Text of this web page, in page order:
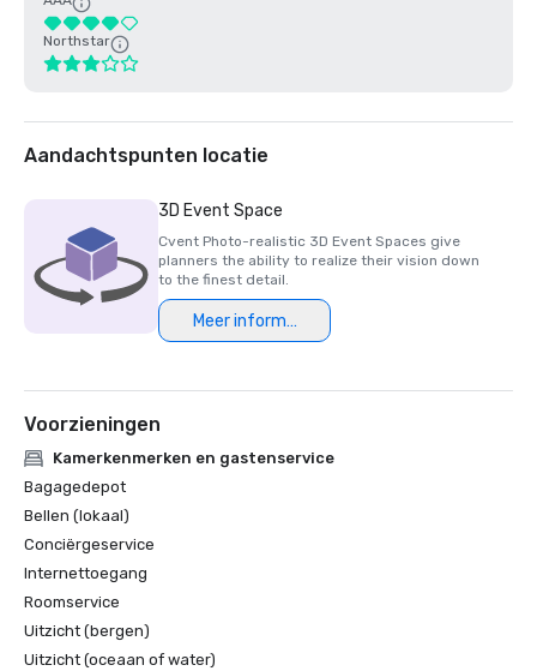
Northstar
Aandachtspunten locatie
3D Event Space
Cvent Photo-realistic 3D Event Spaces give
planners the ability to realize their vision down
to the finest detail.
Meer informatie
Voorzieningen
Kamerkenmerken en gastenservice
Bagagedepot
Bellen (lokaal)
Conciërgeservice
Internettoegang
Roomservice
Uitzicht (bergen)
Uitzicht (oceaan of water)